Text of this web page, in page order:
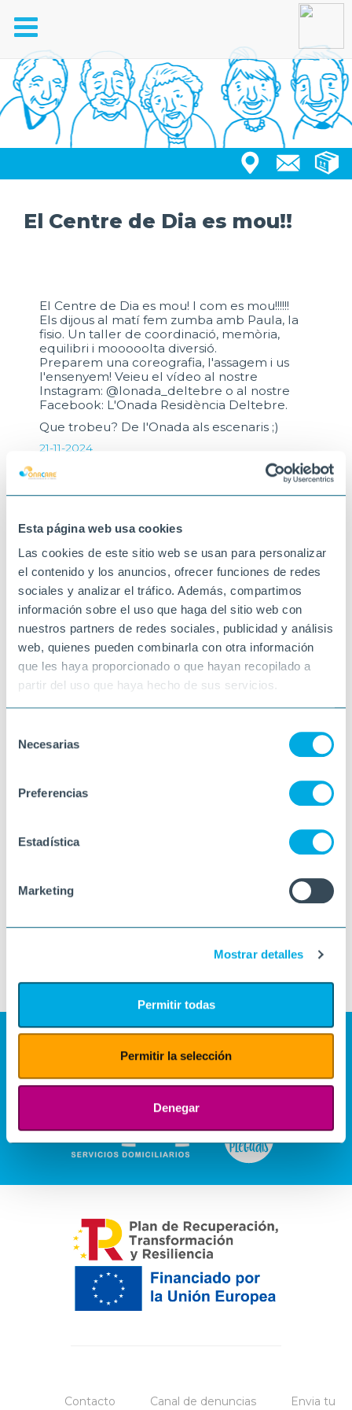
Esta página web usa cookies
Las cookies de este sitio web se usan para personalizar
el contenido y los anuncios, ofrecer funciones de redes
sociales y analizar el tráfico. Además, compartimos
información sobre el uso que haga del sitio web con
nuestros partners de redes sociales, publicidad y análisis
web, quienes pueden combinarla con otra información
que les haya proporcionado o que hayan recopilado a
partir del uso que haya hecho de sus servicios.
Necesarias
Preferencias
Estadística
Marketing
Mostrar detalles
Permitir todas
Permitir la selección
Denegar
Toggle
navigation
El Centre de Dia es mou!!
El Centre de Dia es mou! I com es mou!!!!!!
Els dijous al matí fem zumba amb Paula, la
fisio. Un taller de coordinació, memòria,
equilibri i mooooolta diversió.
Preparem una coreografia, l'assagem i us
l'ensenyem! Veieu el vídeo al nostre
Instagram: @lonada_deltebre o al nostre
Facebook: L'Onada Residència Deltebre.
Que trobeu? De l'Onada als escenaris ;)
21-11-2024
Contacto Canal de denuncias
Envia tu